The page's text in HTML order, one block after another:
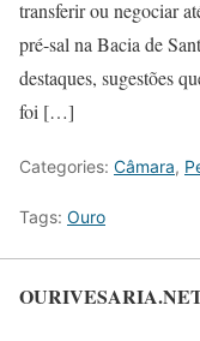
transferir ou negociar
pré-sal na Bacia de
destaques, sugestões
foi […]
Categories: Câmara,
Tags: Ouro